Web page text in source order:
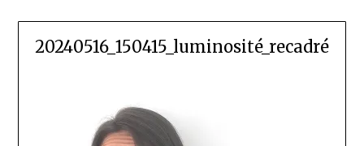
20240516_150415_luminosité_recadré